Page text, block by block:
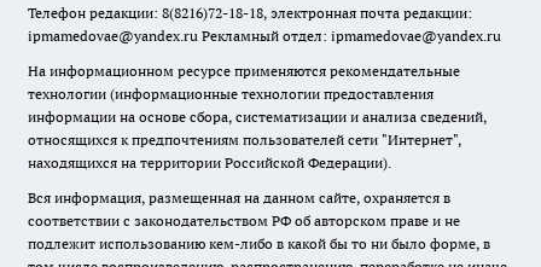
Телефон редакции: 8(8216)72-18-18, электронная почта редакции:
ipmamedovae@yandex.ru Рекламный отдел: ipmamedovae@yandex.ru
На информационном ресурсе применяются рекомендательные
технологии (информационные технологии предоставления
информации на основе сбора, систематизации и анализа сведений,
относящихся к предпочтениям пользователей сети "Интернет",
находящихся на территории Российской Федерации).
Вся информация, размещенная на данном сайте, охраняется в
соответствии с законодательством РФ об авторском праве и не
подлежит использованию кем-либо в какой бы то ни было форме, в